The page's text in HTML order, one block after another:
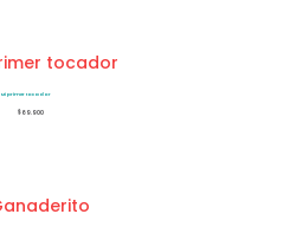
Mi primer tocador
$69.900